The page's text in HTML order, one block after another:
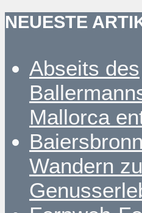
NEUESTE
Abseits des
Mallorca
Wandern